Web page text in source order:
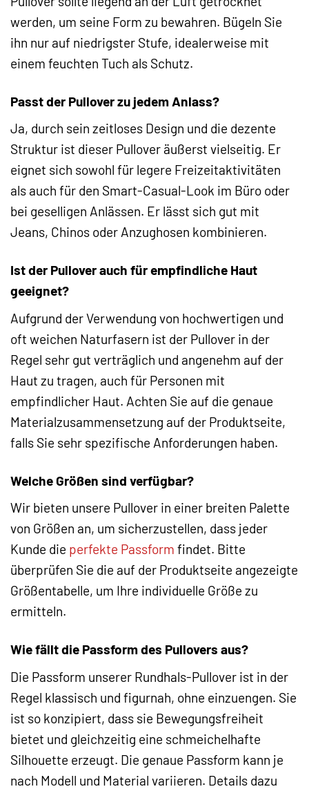
werden, um seine Form zu bewahren. Bügeln Sie
ihn nur auf niedrigster Stufe, idealerweise mit
einem feuchten Tuch als Schutz.
Passt der Pullover zu jedem Anlass?
Ja, durch sein zeitloses Design und die dezente
Struktur ist dieser Pullover äußerst vielseitig. Er
eignet sich sowohl für legere Freizeitaktivitäten
als auch für den Smart-Casual-Look im Büro oder
bei geselligen Anlässen. Er lässt sich gut mit
Jeans, Chinos oder Anzughosen kombinieren.
Ist der Pullover auch für empfindliche Haut
geeignet?
Aufgrund der Verwendung von hochwertigen und
oft weichen Naturfasern ist der Pullover in der
Regel sehr gut verträglich und angenehm auf der
Haut zu tragen, auch für Personen mit
empfindlicher Haut. Achten Sie auf die genaue
Materialzusammensetzung auf der Produktseite,
falls Sie sehr spezifische Anforderungen haben.
Welche Größen sind verfügbar?
Wir bieten unsere Pullover in einer breiten Palette
von Größen an, um sicherzustellen, dass jeder
Kunde die perfekte Passform findet. Bitte
überprüfen Sie die auf der Produktseite angezeigte
Größentabelle, um Ihre individuelle Größe zu
ermitteln.
Wie fällt die Passform des Pullovers aus?
Die Passform unserer Rundhals-Pullover ist in der
Regel klassisch und figurnah, ohne einzuengen. Sie
ist so konzipiert, dass sie Bewegungsfreiheit
bietet und gleichzeitig eine schmeichelhafte
Silhouette erzeugt. Die genaue Passform kann je
nach Modell und Material variieren. Details dazu